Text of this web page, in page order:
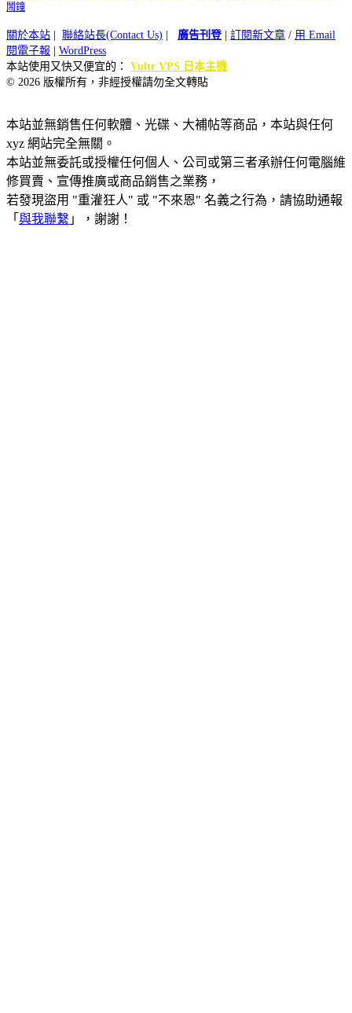
鬧鐘
關於本站 聯絡站長(Contact Us) 廣告刊登| 訂閱新文章 / 用 Email
閱電子報
WordPress
本站使用又快又便宜的： Vultr VPS 日本主機
© 2026 版權所有，非經授權請勿全文轉貼
本站並無銷售任何軟體、光碟、大補帖等商品，本站與任何
xyz 網站完全無關。
本站並無委託或授權任何個人、公司或第三者承辦任何電腦維
修買賣、宣傳推廣或商品銷售之業務，
若發現盜用 "重灌狂人" 或 "不來恩" 名義之行為，請協助通報
「 與我聯繫 」，謝謝！